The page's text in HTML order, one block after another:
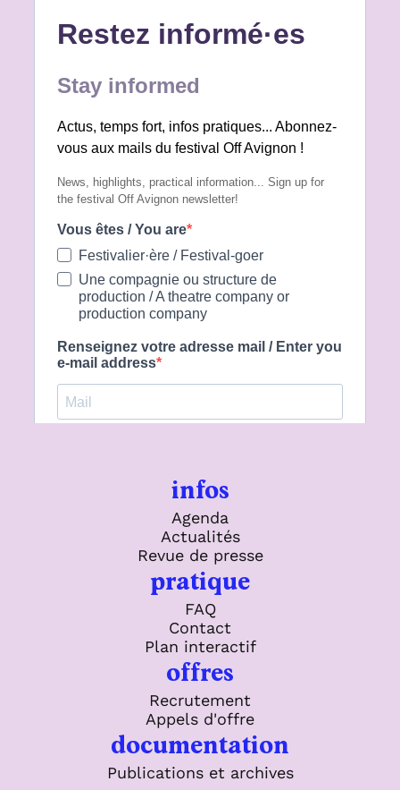
infos
Agenda
Actualités
Revue de presse
pratique
FAQ
Contact
Plan interactif
offres
Recrutement
Appels d'offre
documentation
Publications et archives